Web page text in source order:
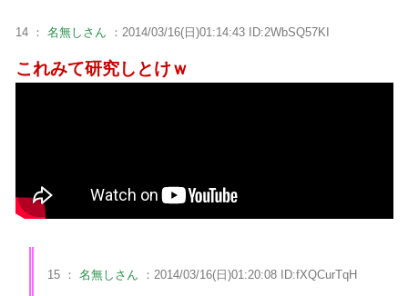
14 ： 名無しさん ：2014/03/16(日)01:14:43 ID:2WbSQ57KI
これみて研究しとけｗ
15 ： 名無しさん ：2014/03/16(日)01:20:08 ID:fXQCurTqH